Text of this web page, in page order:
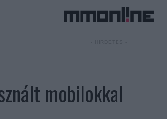
mobilokkal